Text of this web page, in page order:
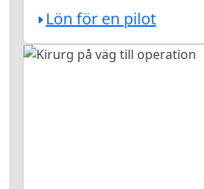
Lön för en pilot